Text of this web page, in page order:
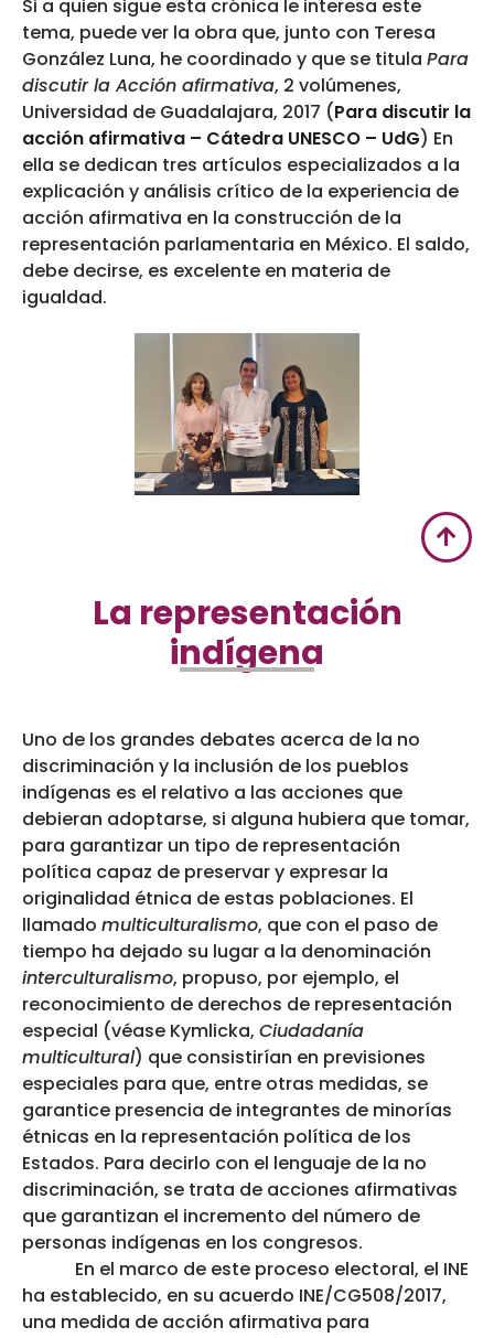
Si a quien sigue esta crónica le interesa este
tema, puede ver la obra que, junto con Teresa
González Luna, he coordinado y que se titula Para
discutir la Acción afirmativa, 2 volúmenes,
Universidad de Guadalajara, 2017 (Para discutir la
acción afirmativa – Cátedra UNESCO – UdG) En
ella se dedican tres artículos especializados a la
explicación y análisis crítico de la experiencia de
acción afirmativa en la construcción de la
representación parlamentaria en México. El saldo,
debe decirse, es excelente en materia de
igualdad.
La representación
indígena
Uno de los grandes debates acerca de la no
discriminación y la inclusión de los pueblos
indígenas es el relativo a las acciones que
debieran adoptarse, si alguna hubiera que tomar,
para garantizar un tipo de representación
política capaz de preservar y expresar la
originalidad étnica de estas poblaciones. El
llamado multiculturalismo, que con el paso de
tiempo ha dejado su lugar a la denominación
interculturalismo, propuso, por ejemplo, el
reconocimiento de derechos de representación
especial (véase Kymlicka, Ciudadanía
multicultural) que consistirían en previsiones
especiales para que, entre otras medidas, se
garantice presencia de integrantes de minorías
étnicas en la representación política de los
Estados. Para decirlo con el lenguaje de la no
discriminación, se trata de acciones afirmativas
que garantizan el incremento del número de
personas indígenas en los congresos.
En el marco de este proceso electoral, el INE
ha establecido, en su acuerdo INE/CG508/2017,
una medida de acción afirmativa para